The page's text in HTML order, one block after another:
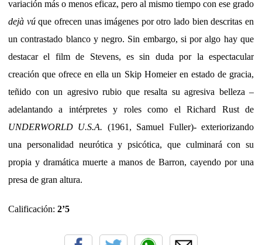
variación más o menos eficaz, pero al mismo tiempo con ese grado
dejà vúque ofrecen unas imágenes por otro lado bien descritas en
un contrastado blanco y negro. Sin embargo, si por algo hay que
destacar el film de Stevens, es sin duda por la espectacular
creación que ofrece en ella un Skip Homeier en estado de gracia,
teñido con un agresivo rubio que resalta su agresiva belleza –
adelantando a intérpretes y roles como el Richard Rust de
UNDERWORLD U.S.A. (1961, Samuel Fuller)- exteriorizando
una personalidad neurótica y psicótica, que culminará con su
propia y dramática muerte a manos de Barron, cayendo por una
presa de gran altura.
Calificación: 2’5